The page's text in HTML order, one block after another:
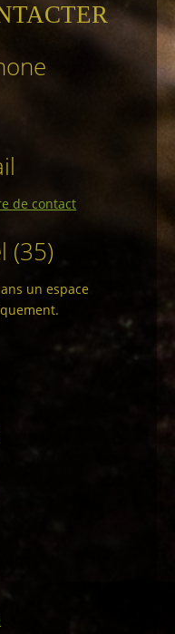
de contact
(35)
un espace